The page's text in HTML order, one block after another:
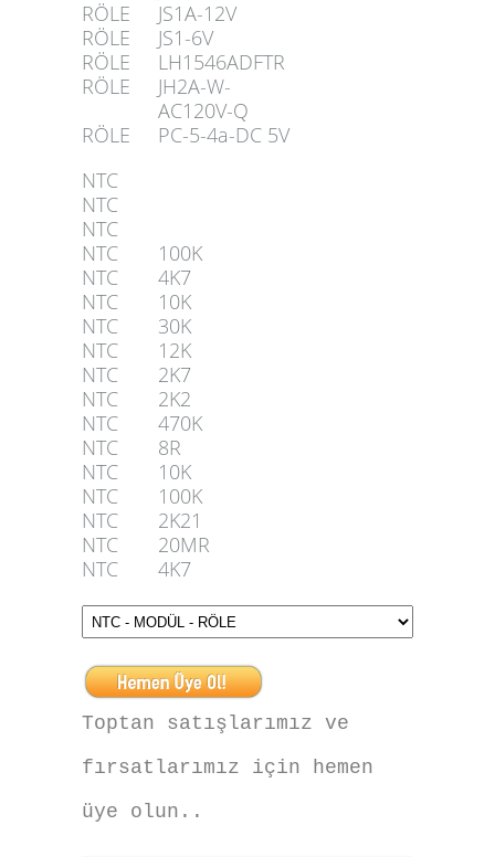
RÖLE
JS1A-12V
RÖLE
JS1-6V
RÖLE
LH1546ADFTR
RÖLE
JH2A-W-
AC120V-Q
RÖLE
PC-5-4a-DC 5V
NTC
NTC
NTC
NTC
100K
NTC
4K7
NTC
10K
NTC
30K
NTC
12K
NTC
2K7
NTC
2K2
NTC
470K
NTC
8R
NTC
10K
NTC
100K
NTC
2K21
NTC
20MR
NTC
4K7
Toptan satışlarımız ve
fırsatlarımız için hemen
üye olun..